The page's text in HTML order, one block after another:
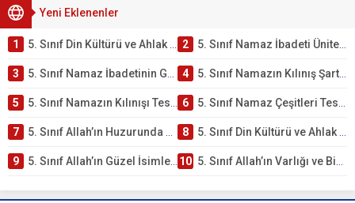
Yeni Eklenenler
1 5. Sınıf Din Kültürü ve Ahlak Bilgisi 2. Ünite: Namaz İbadeti Çalışmaları 2 5. Sınıf Namaz İbadeti Ünite Testi – Online Çöz
3 5. Sınıf Namaz İbadetinin Getirdiği Faydalar Testi 4 5. Sınıf Namazın Kılınış Şartları Testi
5 5. Sınıf Namazın Kılınışı Testi – Online Çöz 6 5. Sınıf Namaz Çeşitleri Testi – Online Çöz
7 5. Sınıf Allah’ın Huzurunda Olmak – Namaz İbadeti Testi 8 5. Sınıf Din Kültürü ve Ahlak Bilgisi 1. Ünite: Allah İnancı Çalışmaları
9 5. Sınıf Allah’ın Güzel İsimleri Testi – Online Çöz 10 5. Sınıf Allah’ın Varlığı ve Birliği Testi – Online Çöz